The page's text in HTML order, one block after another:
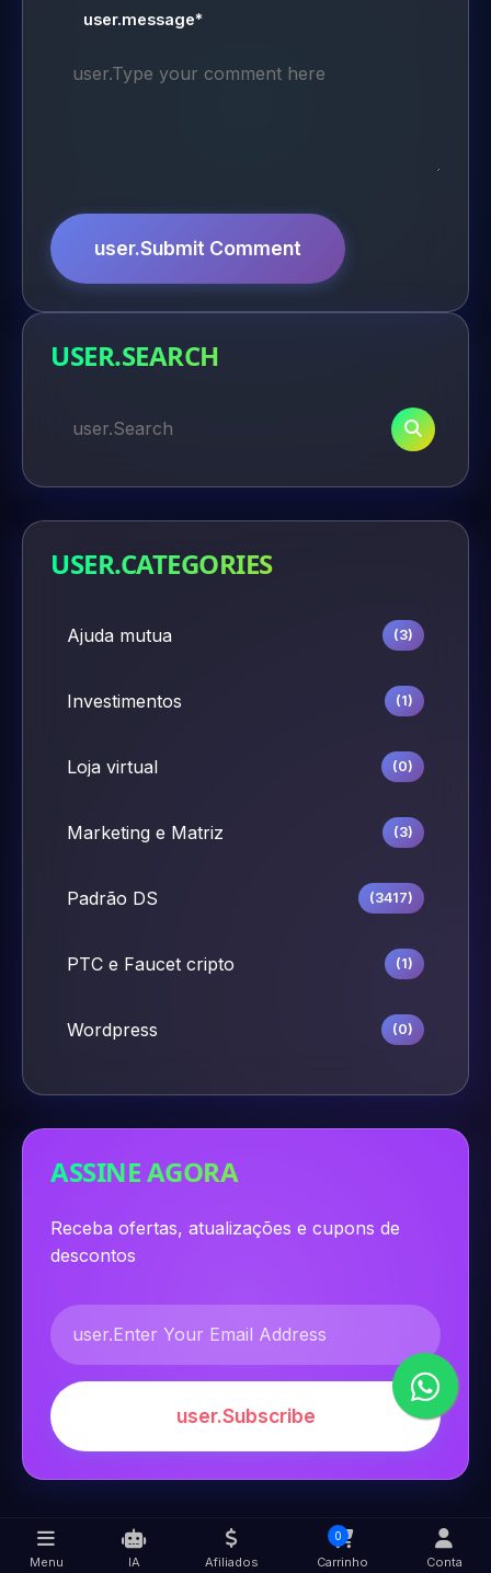
user.message*
user.Submit Comment
USER.SEARCH
USER.CATEGORIES
Ajuda mutua (3)
Investimentos (1)
Loja virtual (0)
Marketing e Matriz (3)
Padrão DS (3417)
PTC e Faucet cripto (1)
Wordpress (0)
ASSINE AGORA
Receba ofertas, atualizações e cupons de
descontos
user.Subscribe
Menu IA Afiliados
0
Carrinho Conta